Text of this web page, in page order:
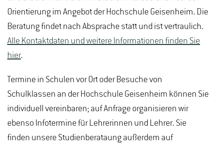
Orientierung im Angebot der Hochschule Geisenheim. Die
Beratung findet nach Absprache statt und ist vertraulich.
Alle Kontaktdaten und weitere Informationen finden Sie
hier.
Termine in Schulen vor Ort oder Besuche von
Schulklassen an der Hochschule Geisenheim können Sie
individuell vereinbaren; auf Anfrage organisieren wir
ebenso Infotermine für Lehrerinnen und Lehrer. Sie
finden unsere Studienberataung außerdem auf